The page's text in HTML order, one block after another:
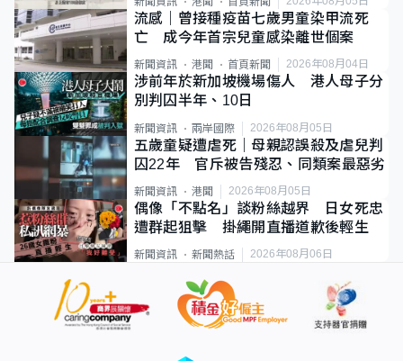
流感｜曾接種疫苗七歲男童染甲流死
亡 成今年首宗兒童感染離世個案
新聞資訊 港聞 首頁新聞 2026年08月04日
涉前年於新加坡機場傷人 港人母子分
別判囚半年、10日
新聞資訊 兩岸國際 2026年08月05日
五歲童疑遭虐死｜母親認誤殺及虐兒判
囚22年 官斥被告殘忍、同類案最惡劣
新聞資訊 港聞 2026年08月05日
偶像「不點名」談粉絲越界 日女死忠
遭群起狙擊 掛繩開直播道歉後輕生
新聞資訊 新聞熱話 2026年08月06日